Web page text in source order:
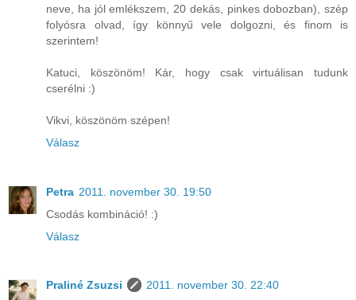
neve, ha jól emlékszem, 20 dekás, pinkes dobozban), szép
folyósra olvad, így könnyű vele dolgozni, és finom is
szerintem!
Katuci, köszönöm! Kár, hogy csak virtuálisan tudunk
cserélni :)
Vikvi, köszönöm szépen!
Válasz
Petra 2011. november 30. 19:50
Csodás kombináció! :)
Válasz
Praliné Zsuzsi
2011. november 30. 22:40